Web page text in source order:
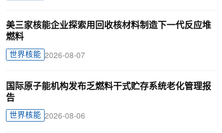
美三家核能企业探索用回收核材料制造下一代反应堆
燃料
世界核能 2026-08-07
国际原子能机构发布乏燃料干式贮存系统老化管理报
告
世界核能 2026-08-06